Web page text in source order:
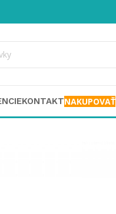
KONTAKTNAKUPOVAŤ